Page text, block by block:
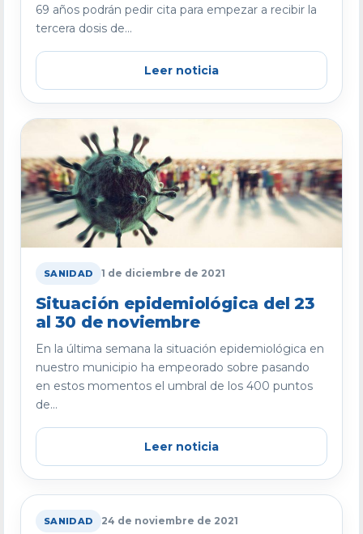
69 años podrán pedir cita para empezar a recibir la
tercera dosis de...
Leer noticia
SANIDAD 1 de diciembre de 2021
Situación epidemiológica del 23
al 30 de noviembre
En la última semana la situación epidemiológica en
nuestro municipio ha empeorado sobre pasando
en estos momentos el umbral de los 400 puntos
de...
Leer noticia
SANIDAD 24 de noviembre de 2021